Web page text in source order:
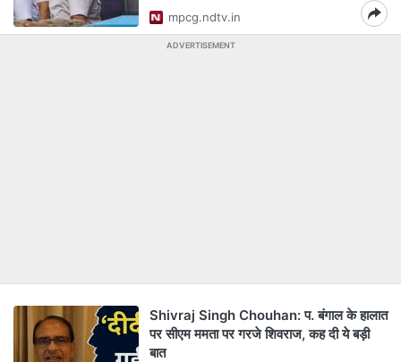
mpcg.ndtv.in
ADVERTISEMENT
Shivraj Singh Chouhan: प. बंगाल के हालात
पर सीएम ममता पर गरजे शिवराज, कह दी ये बड़ी
बात